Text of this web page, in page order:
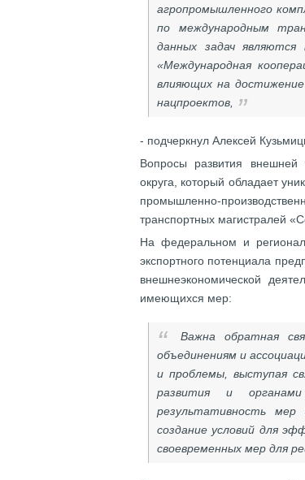
агропромышленного
по международным
данных задач
«Международная
влияющих на
нацпроектов,
- подчеркнул Алексей
Вопросы развития внешней
округа, который обладает
промышленно-
транспортных магистралей
На федеральном и
экспортного потенциала
внешнеэкономической
имеющихся мер:
Важна обратная
объединениям и
и проблемы, выступая
развития и
результативность мер
создание условий для
своевременных мер для